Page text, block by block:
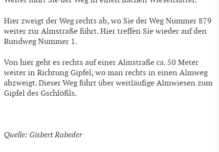
Hier zweigt der Weg rechts ab, wo Sie der Weg Nummer 879
weiter zur Almstraße führt. Hier treffen Sie wieder auf den
Rundweg Nummer 1.
Von hier geht es rechts auf einer Almstraße ca. 50 Meter
weiter in Richtung Gipfel, wo man rechts in einen Almweg
abzweigt. Dieser Weg führt über weitläufige Almwiesen zum
Gipfel des Gschlößls.
Quelle: Gisbert Rabeder